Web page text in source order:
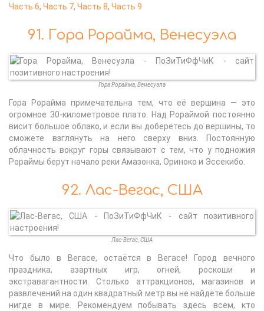
Часть 6, Часть 7, Часть 8, Часть 9
91. Гора Рорайма, Венесуэла
Гора Рорайма, Венесуэла
Гора Рорайма примечательна тем, что её вершина — это
огромное 30-километровое плато. Над Рораймой постоянно
висит большое облако, и если вы доберётесь до вершины, то
сможете взглянуть на него сверху вниз. Постоянную
облачность вокруг горы связывают с тем, что у подножия
Рораймы берут начало реки Амазонка, Ориноко и Эссекибо.
92. Лас-Вегас, США
Лас-Вегас, США
Что было в Вегасе, остаётся в Вегасе! Город вечного
праздника, азартных игр, огней, роскоши и
экстравагантности. Столько аттракционов, магазинов и
развлечений на один квадратный метр вы не найдёте больше
нигде в мире. Рекомендуем побывать здесь всем, кто